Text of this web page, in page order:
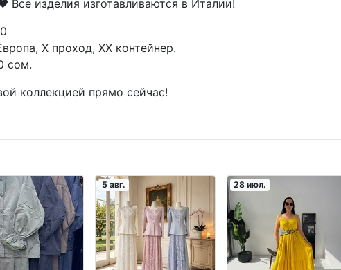
изделия изготавливаются в Италии!
X проход, XX контейнер.
сом.
коллекцией прямо сейчас!
5 авг. 28 июл.